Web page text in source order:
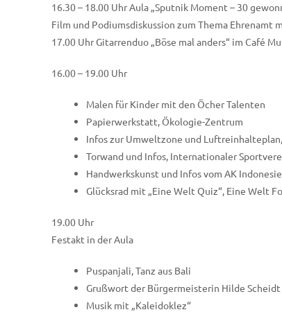
16.30 – 18.00 Uhr Aula „Sputnik Moment – 30
Film und Podiumsdiskussion zum Thema Ehrenamt
17.00 Uhr Gitarrenduo „Böse mal anders“ im Café
16.00 – 19.00 Uhr
Malen für Kinder mit den Öcher Talenten
Papierwerkstatt, Ökologie-Zentrum
Infos zur Umweltzone und
Torwand und Infos, Internationaler
Handwerkskunst und Infos vom AK
Glücksrad mit „Eine Welt Quiz“, Eine Welt
19.00 Uhr
Festakt in der Aula
Puspanjali, Tanz aus Bali
Grußwort der Bürgermeisterin Hilde Scheidt
Musik mit „Kaleidoklez“